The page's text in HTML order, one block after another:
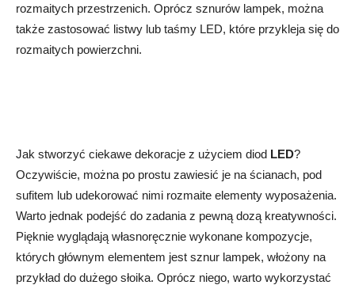
rozmaitych przestrzenich. Oprócz sznurów lampek, można
także zastosować listwy lub taśmy LED, które przykleja się do
rozmaitych powierzchni.
Jak stworzyć ciekawe dekoracje z użyciem diod LED?
Oczywiście, można po prostu zawiesić je na ścianach, pod
sufitem lub udekorować nimi rozmaite elementy wyposażenia.
Warto jednak podejść do zadania z pewną dozą kreatywności.
Pięknie wyglądają własnoręcznie wykonane kompozycje,
których głównym elementem jest sznur lampek, włożony na
przykład do dużego słoika. Oprócz niego, warto wykorzystać